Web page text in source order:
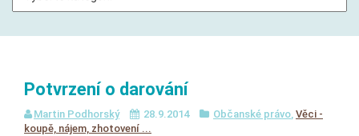
Potvrzení o darování
Martin Podhorský 28.9.2014 Občanské právo, Věci -
koupě, nájem, zhotovení ...